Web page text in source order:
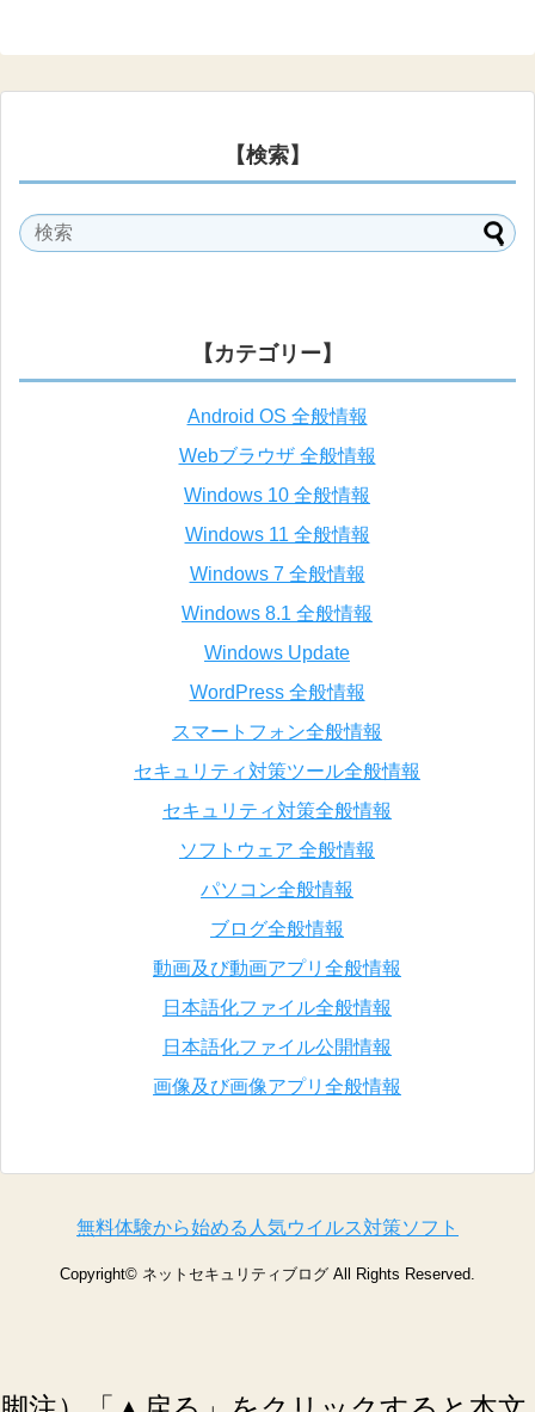
【検索】
【カテゴリー】
Android OS 全般情報
Webブラウザ 全般情報
Windows 10 全般情報
Windows 11 全般情報
Windows 7 全般情報
Windows 8.1 全般情報
Windows Update
WordPress 全般情報
スマートフォン全般情報
セキュリティ対策ツール全般情報
セキュリティ対策全般情報
ソフトウェア 全般情報
パソコン全般情報
ブログ全般情報
動画及び動画アプリ全般情報
日本語化ファイル全般情報
日本語化ファイル公開情報
画像及び画像アプリ全般情報
無料体験から始める人気ウイルス対策ソフト
Copyright© ネットセキュリティブログ All Rights Reserved.